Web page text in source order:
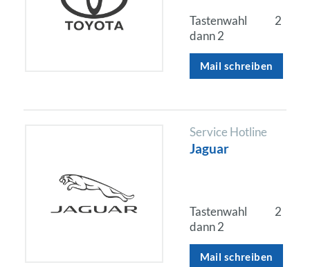
Tastenwahl
2
dann 2
Mail schreiben
Service Hotline
Jaguar
Tastenwahl
2
dann 2
Mail schreiben